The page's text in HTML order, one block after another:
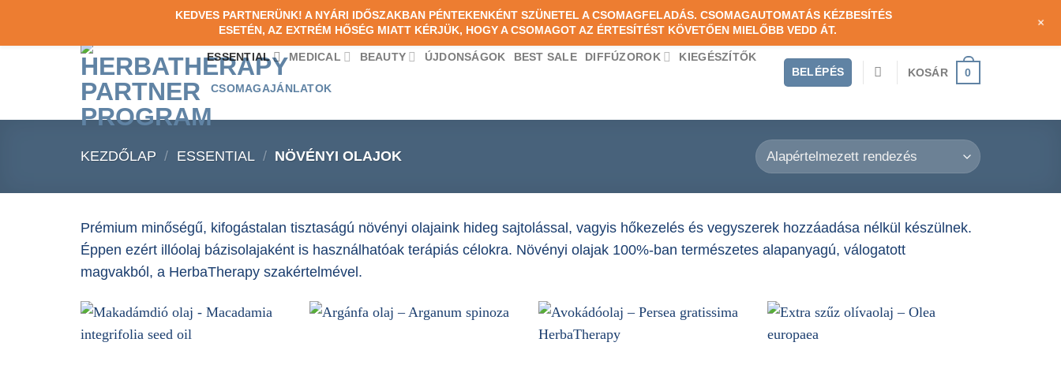
PARTNER SZERETNÉK LENNI BEMUTATKOZÁS
ESSENTIAL MEDICAL BEAUTY ÚJDONSÁGOK BEST SALE DIFFÚZOROK KIEGÉSZÍTŐK
CSOMAGAJÁNLATOK
BELÉPÉS KOSÁR 0
KEZDŐLAP / ESSENTIAL / NÖVÉNYI OLAJOK
Prémium minőségű, kifogástalan tisztaságú növényi olajaink hideg sajtolással, vagyis hőkezelés és vegyszerek hozzáadása nélkül készülnek.
Éppen ezért illóolaj bázisolajaként is használhatóak terápiás célokra. Növényi olajak 100%-ban természetes alapanyagú, válogatott
magvakból, a HerbaTherapy szakértelmével.
KEDVES PARTNERÜNK! A NYÁRI IDŐSZAKBAN PÉNTEKENKÉNT SZÜNETEL A CSOMAGFELADÁS. CSOMAGAUTOMATÁS KÉZBESÍTÉS
ESETÉN, AZ EXTRÉM HŐSÉG MIATT KÉRJÜK, HOGY A CSOMAGOT AZ ÉRTESÍTÉST KÖVETŐEN MIELŐBB VEDD ÁT.
+